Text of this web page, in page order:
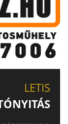
LETIS